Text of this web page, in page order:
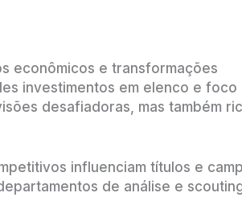
econômicos e transformações
investimentos em elenco e foco
desafiadoras, mas também
influenciam títulos e
de análise e